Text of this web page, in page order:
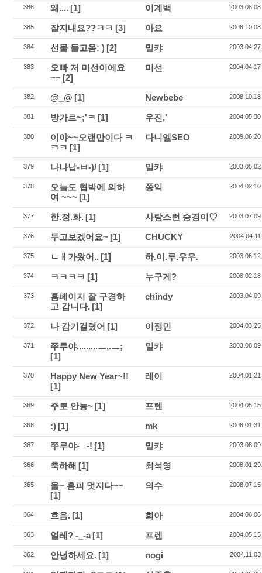
386 왜.... [1] 이계백 2003.08.08
385 잘지내요??ㅋㅋ [3] 아요 2008.10.08
384 선물 들고옴: ) [2] 밀캬 2003.04.27
383
오빠 저 미선이에요
~~ [2]
미선 2004.04.17
382 @_@ [1] Newbebe 2008.10.18
381 방가르~;'ㅋ [1] 우진,' 2004.05.30
380
이야~~오랜만이다 ㅋ
ㅋㅋ [1]
다니엘SEO 2009.06.20
379 나나납-ㅂ-)/ [1] 밀캬 2003.05.02
378
오늘도 협박에 의하
여 ~~~ [1]
쫑익 2004.02.10
377 한.정.화. [1] 사랑스런 승경이♡ 2003.07.09
376 두고보겠어요~ [1] CHUCKY 2004.04.11
375 ㄴㅐ가왔어.. [1] 하.이.루.우우. 2003.06.12
374 ㅋㅋㅋㅋ [1] 누구게? 2008.02.18
373
홈페이지 잘 구경하
고 갑니다. [1]
chindy 2003.04.09
372 나 감기걸렸어 [1] 이정민 2004.03.25
371
쭈루야.........ㅡ,.ㅡ;
[1]
밀캬 2003.08.09
370
Happy New Year~!!
[1]
레이 2004.01.21
369 주로 안능~ [1] 프렌 2004.05.15
368 :) [1] mk 2008.01.31
367 쭈루야- _-! [1] 밀캬 2003.08.09
366 축하해 [1] 최석영 2008.01.29
365
올~ 홈피 멋지다~~
[1]
의수 2008.07.15
364 흐음. [1] 희아 2004.06.06
363 얼레? -_-a[1] 프렌 2004.05.15
362 안녕하세요. [1] nogi 2004.11.03